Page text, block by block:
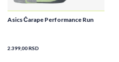
Asics Čarape Performance Run
2.399,00RSD